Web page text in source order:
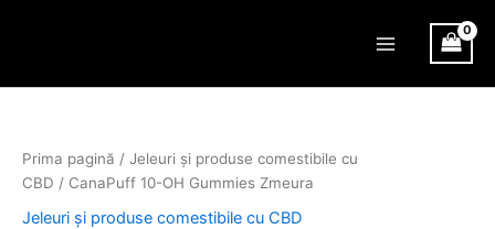
Menu
Prima pagină / Jeleuri și produse comestibile cu
CBD / CanaPuff 10-OH Gummies Zmeura
Jeleuri și produse comestibile cu CBD
OH
Gummies
Zmeura